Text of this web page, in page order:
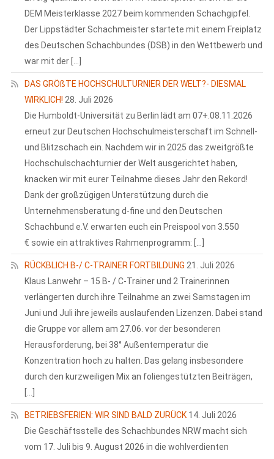
DEM Meisterklasse 2027 beim kommenden Schachgipfel.
Der Lippstädter Schachmeister startete mit einem Freiplatz
des Deutschen Schachbundes (DSB) in den Wettbewerb und
war mit der […]
DAS GRÖßTE HOCHSCHULTURNIER DER WELT?- DIESMAL
WIRKLICH! 28. Juli 2026
Die Humboldt-Universität zu Berlin lädt am 07+.08.11.2026
erneut zur Deutschen Hochschulmeisterschaft im Schnell-
und Blitzschach ein. Nachdem wir in 2025 das zweitgrößte
Hochschulschachturnier der Welt ausgerichtet haben,
knacken wir mit eurer Teilnahme dieses Jahr den Rekord!
Dank der großzügigen Unterstützung durch die
Unternehmensberatung d-fine und den Deutschen
Schachbund e.V. erwarten euch ein Preispool von 3.550
€ sowie ein attraktives Rahmenprogramm: […]
RÜCKBLICH B-/ C-TRAINER FORTBILDUNG 21. Juli 2026
Klaus Lanwehr – 15 B- / C-Trainer und 2 Trainerinnen
verlängerten durch ihre Teilnahme an zwei Samstagen im
Juni und Juli ihre jeweils auslaufenden Lizenzen. Dabei stand
die Gruppe vor allem am 27.06. vor der besonderen
Herausforderung, bei 38° Außentemperatur die
Konzentration hoch zu halten. Das gelang insbesondere
durch den kurzweiligen Mix an foliengestützten Beiträgen,
BETRIEBSFERIEN: WIR SIND BALD ZURÜCK 14. Juli 2026
Die Geschäftsstelle des Schachbundes NRW macht sich
vom 17. Juli bis 9. August 2026 in die wohlverdienten